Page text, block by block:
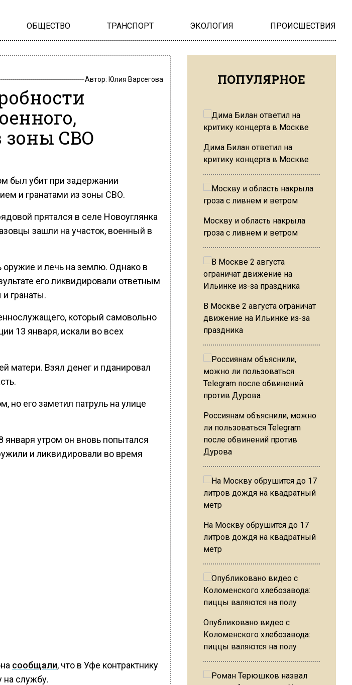
ОБЩЕСТВО ТРАНСПОРТ ЭКОЛОГИЯ ПРОИСШЕСТВИЯ
Автор: Юлия Варсегова
зоны СВО
был убит при задержании
и гранатами из зоны СВО.
прятался в селе Новоуглянка
зашли на участок, военный в
и лечь на землю. Однако в
его ликвидировали ответным
гранаты.
который самовольно
13 января, искали во всех
матери. Взял денег и пданировал
но его заметил патруль на улице
января утром он вновь попытался
и ликвидировали во время
сообщали, что в Уфе контрактнику
на службу.
ПОПУЛЯРНОЕ
Дима Билан ответил на
критику концерта в Москве
Москву и область накрыла
гроза с ливнем и ветром
В Москве 2 августа ограничат
движение на Ильинке из-за
праздника
Россиянам объяснили, можно
ли пользоваться Telegram
после обвинений против
Дурова
На Москву обрушится до 17
литров дождя на квадратный
метр
Опубликовано видео с
Коломенского хлебозавода:
пиццы валяются на полу